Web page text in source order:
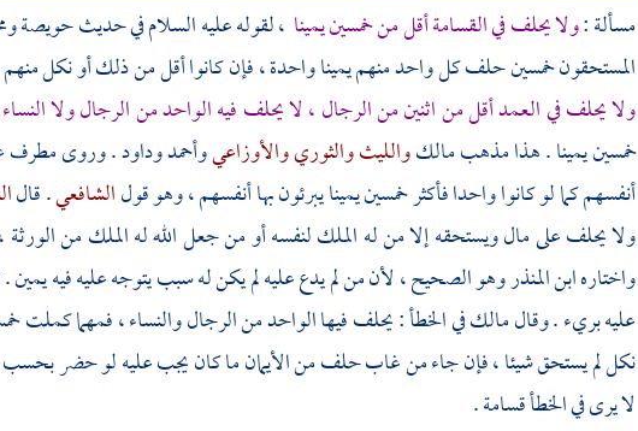
مسألة :ولا يحلف في القسامة أقل من خمسين يمينا ، لقوله عليه السلام في حديثحويصة
المستحقون خمسين حلف كل واحد منهم يمينا واحدة ، فإن كانوا أقل من ذلك أو نكل
ولا يحلف في العمد أقل من اثنين من الرجال ، لا يحلف فيه الواحد من الرجال ولا النساء
خمسين يمينا . هذا مذهبمالكوالليثوالثوريوالأوزاعيوأحمدوداود. وروىمطرف
أنفسهم كما لو كانوا واحدا فأكثر خمسين يمينا يبرئون بها أنفسهم ، وهو قولالشافعي. قال
ولا يحلف على مال ويستحقه إلا من له الملك لنفسه أو من جعل الله له الملك من
واختارهابن المنذروهو الصحيح ، لأن من لم يدع عليه لم يكن له سبب يتوجه عليه فيه يمين
عليه بريء . وقالمالكفي الخطأ : يحلف فيها الواحد من الرجال والنساء ، فمهما كملت
نكل لم يستحق شيئا ، فإن جاء من غاب حلف من الأيمان ما كان يجب عليه لو حضر بحسب
لا يرى في الخطأ قسامة .